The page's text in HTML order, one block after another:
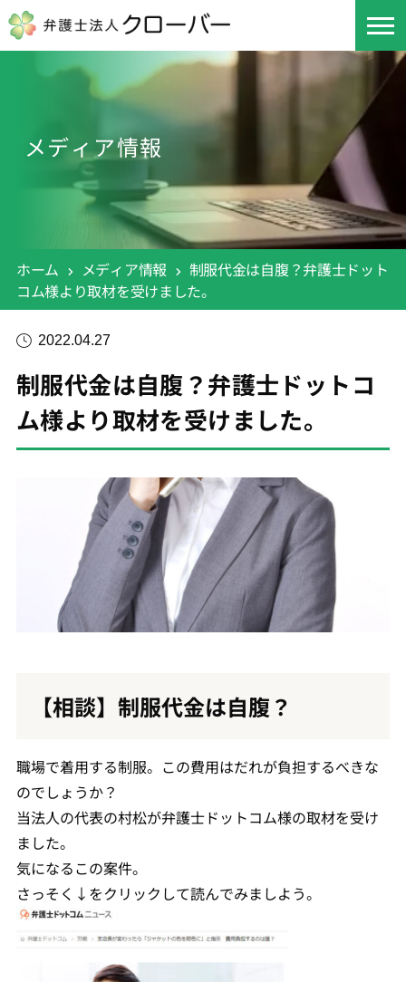
メディア情報
ホーム メディア情報
制服代金は自腹？弁護士ドット
コム様より取材を受けました。
2022.04.27
制服代金は自腹？弁護士ドットコ
ム様より取材を受けました。
【相談】制服代金は自腹？
職場で着用する制服。この費用はだれが負担するべきな
のでしょうか？
当法人の代表の村松が弁護士ドットコム様の取材を受け
ました。
気になるこの案件。
さっそく↓をクリックして読んでみましよう。